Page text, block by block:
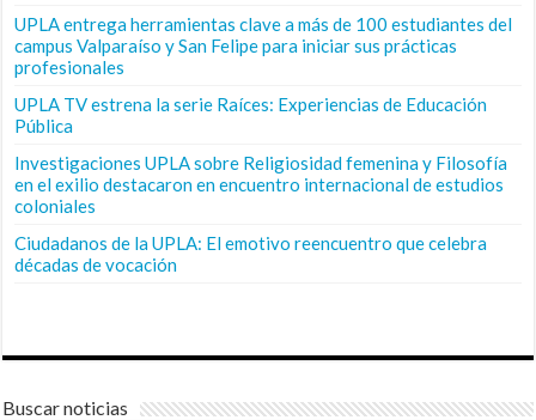
UPLA entrega herramientas clave a más de 100 estudiantes del
campus Valparaíso y San Felipe para iniciar sus prácticas
profesionales
UPLA TV estrena la serie Raíces: Experiencias de Educación
Pública
Investigaciones UPLA sobre Religiosidad femenina y Filosofía
en el exilio destacaron en encuentro internacional de estudios
coloniales
Ciudadanos de la UPLA: El emotivo reencuentro que celebra
décadas de vocación
Buscar noticias